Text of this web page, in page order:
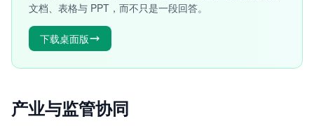
文档、表格与 PPT，而不只是一段回答。
下载桌面版
产业与监管协同